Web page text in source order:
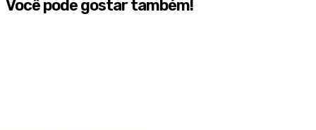
Você pode gostar também!